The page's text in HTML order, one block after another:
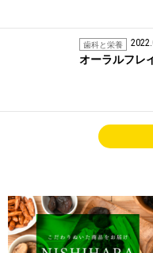
歯科と栄養
オーラルフレ